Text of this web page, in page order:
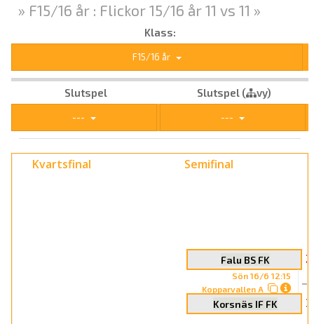
» F15/16 år : Flickor 15/16 år 11 vs 11 »
Klass:
F15/16 år
Slutspel Slutspel ( vy)
--- ---
Kvartsfinal Semifinal
Falu BS FK 2
Sön 16/6 12:15
Kopparvallen A
Korsnäs IF FK 3